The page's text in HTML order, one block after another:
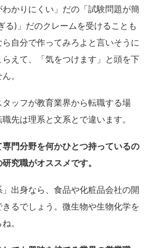
かりにくい」だの「試験問題が簡
る)」だのクレームを受けることも
自分で作ってみろよと言いそうに
えて、「気をつけます」と頭を下
。
ッフが教育業界から転職する場
先は理系と文系とで違います。
門分野を何かひとつ持っているの
究職がオススメです。
出身なら、食品や化粧品会社の開
るでしょう。微生物や生物化学を
。